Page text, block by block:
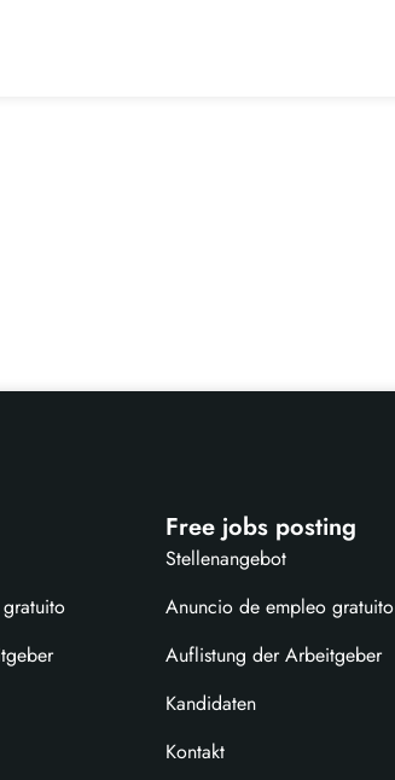
Free jobs posting
Stellenangebot
Anuncio de empleo gratuito
Auflistung der Arbeitgeber
Kandidaten
Kontakt